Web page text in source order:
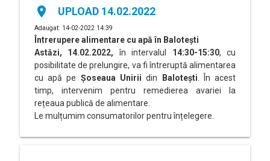
place UPLOAD 14.02.2022
Adaugat: 14-02-2022 14:39
Întrerupere alimentare cu apă în Balotești
Astăzi, 14.02.2022, în intervalul 14:30-15:30, cu
posibilitate de prelungire, va fi întreruptă alimentarea
cu apă pe Șoseaua Uniriidin Balotești . În acest
timp, intervenim pentru remedierea avariei la
rețeaua publică de alimentare.
Le mulțumim consumatorilor pentru înțelegere.